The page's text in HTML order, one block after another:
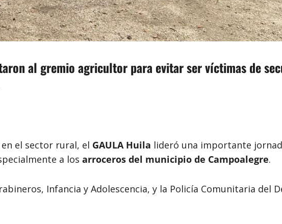
al gremio agricultor para evitar ser víctimas de
el sector rural, el GAULA Huila lideró una importante
a los arroceros del municipio de Campoalegre.
Infancia y Adolescencia, y la Policía Comunitaria del